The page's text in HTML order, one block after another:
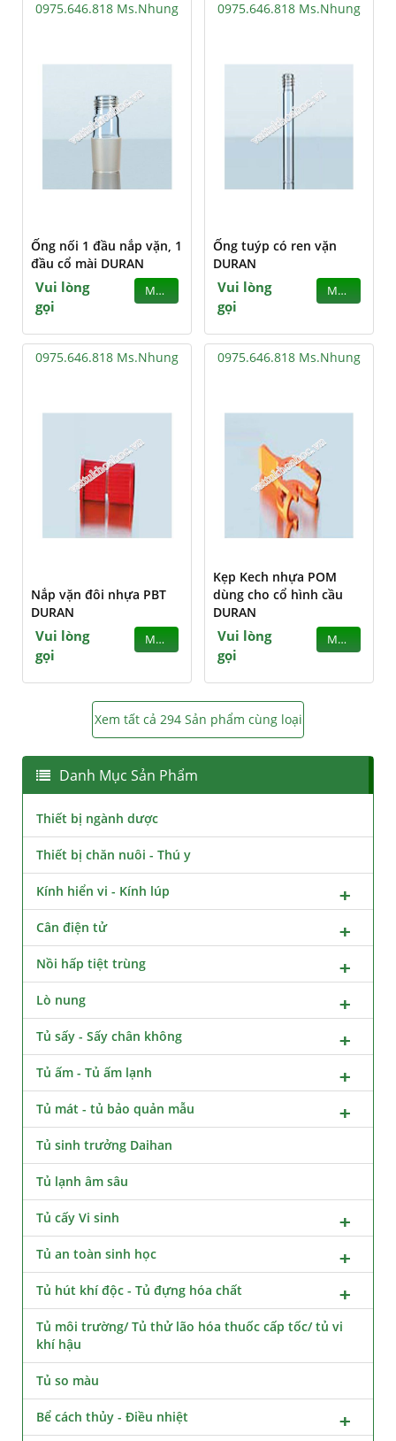
0975.646.818 Ms.Nhung
Ống nối 1 đầu nắp vặn, 1
đầu cổ mài DURAN
Vui lòng
gọi
MUA
0975.646.818 Ms.Nhung
Ống tuýp có ren vặn
DURAN
Vui lòng
gọi
MUA
0975.646.818 Ms.Nhung
Nắp vặn đôi nhựa PBT
DURAN
Vui lòng
gọi
MUA
0975.646.818 Ms.Nhung
Kẹp Kech nhựa POM
dùng cho cổ hình cầu
DURAN
Vui lòng
gọi
MUA
Xem tất cả 294 Sản phẩm cùng loại
Danh Mục Sản Phẩm
Thiết bị ngành dược
Thiết bị chăn nuôi - Thú y
Kính hiển vi - Kính lúp
Cân điện tử
Nồi hấp tiệt trùng
Lò nung
Tủ sấy - Sấy chân không
Tủ ấm - Tủ ấm lạnh
Tủ mát - tủ bảo quản mẫu
Tủ sinh trưởng Daihan
Tủ lạnh âm sâu
Tủ cấy Vi sinh
Tủ an toàn sinh học
Tủ hút khí độc - Tủ đựng hóa chất
Tủ môi trường/ Tủ thử lão hóa thuốc cấp tốc/ tủ vi
khí hậu
Tủ so màu
Bể cách thủy - Điều nhiệt